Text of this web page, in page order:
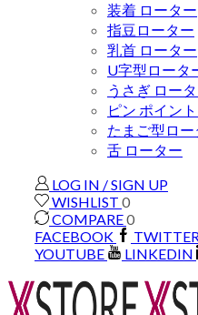
装着 ローター
指豆ローター
乳首 ローター
U字型ロータ
うさぎ ロー
ピン ポイン
たまご型ロー
舌 ローター
LOG IN / SIGN UP
WISHLIST 0
COMPARE0
FACEBOOK
YOUTUBE
LINKEDIN